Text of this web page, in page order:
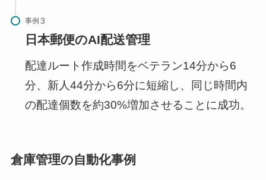
事例
日本郵便のAI配送管理
配達ルート作成時間をベテラン14分から6
分、新人44分から6分に短縮し、同じ時間内
の配達個数を約30%増加させることに成功。
倉庫管理の自動化事例